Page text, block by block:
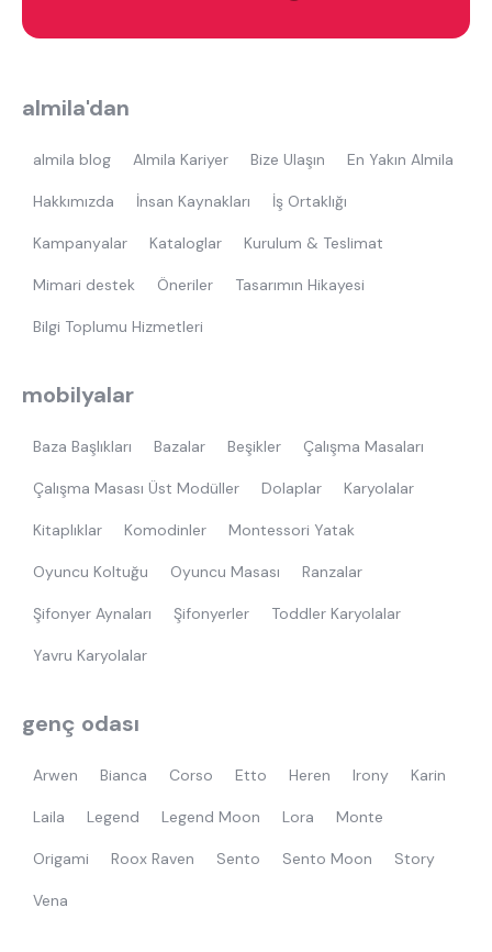
almila'dan
almila blog Almila Kariyer Bize Ulaşın En Yakın Almila
Hakkımızda İnsan Kaynakları İş Ortaklığı
Kampanyalar Kataloglar Kurulum & Teslimat
Mimari destek Öneriler Tasarımın Hikayesi
Bilgi Toplumu Hizmetleri
mobilyalar
Baza Başlıkları Bazalar Beşikler Çalışma Masaları
Çalışma Masası Üst Modüller Dolaplar Karyolalar
Kitaplıklar Komodinler Montessori Yatak
Oyuncu Koltuğu Oyuncu Masası Ranzalar
Şifonyer Aynaları Şifonyerler Toddler Karyolalar
Yavru Karyolalar
genç odası
Arwen Bianca Corso Etto Heren Irony Karin
Laila Legend Legend Moon Lora Monte
Origami Roox Raven Sento Sento Moon Story
Vena